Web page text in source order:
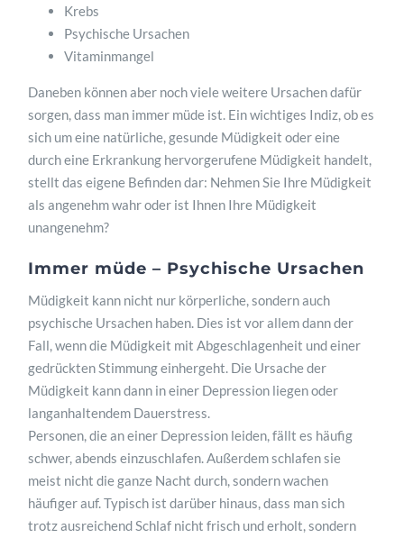
Krebs
Psychische Ursachen
Vitaminmangel
Daneben können aber noch viele weitere Ursachen dafür
sorgen, dass man immer müde ist. Ein wichtiges Indiz, ob es
sich um eine natürliche, gesunde Müdigkeit oder eine
durch eine Erkrankung hervorgerufene Müdigkeit handelt,
stellt das eigene Befinden dar: Nehmen Sie Ihre Müdigkeit
als angenehm wahr oder ist Ihnen Ihre Müdigkeit
unangenehm?
Immer müde – Psychische Ursachen
Müdigkeit kann nicht nur körperliche, sondern auch
psychische Ursachen haben. Dies ist vor allem dann der
Fall, wenn die Müdigkeit mit Abgeschlagenheit und einer
gedrückten Stimmung einhergeht. Die Ursache der
Müdigkeit kann dann in einer Depression liegen oder
langanhaltendem Dauerstress.
Personen, die an einer Depression leiden, fällt es häufig
schwer, abends einzuschlafen. Außerdem schlafen sie
meist nicht die ganze Nacht durch, sondern wachen
häufiger auf. Typisch ist darüber hinaus, dass man sich
trotz ausreichend Schlaf nicht frisch und erholt, sondern